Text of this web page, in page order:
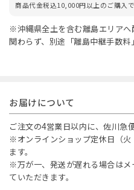
商品代金税込10,000円以上のご購入
※沖縄県全土を含む離島エリア
関わらず、別途「離島中継手数料
お届けについて
ご注文の4営業日以内に、佐川急
※オンラインショップ定休日（
ます。
※万が一、発送が遅れる場合は
ていただきます。